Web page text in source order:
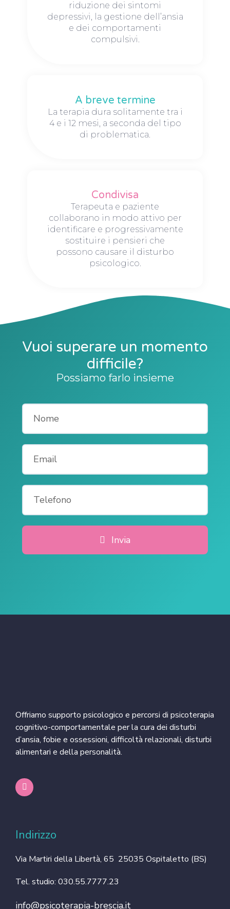
riduzione dei sintomi
depressivi, la gestione dell’ansia
e dei comportamenti
compulsivi.
A breve termine
La terapia dura solitamente tra i
4 e i 12 mesi, a seconda del tipo
di problematica.
Condivisa
Terapeuta e paziente
collaborano in modo attivo per
identificare e progressivamente
sostituire i pensieri che
possono causare il disturbo
psicologico.
Vuoi superare un momento
difficile?
Possiamo farlo insieme
Invia
Offriamo supporto psicologico e percorsi di psicoterapia
cognitivo-comportamentale per la cura dei disturbi
d’ansia, fobie e ossessioni, difficoltà relazionali, disturbi
alimentari e della personalità.
Indirizzo
Via Martiri della Libertà, 65 25035 Ospitaletto (BS)
Tel. studio: 030.55.7777.23
info@psicoterapia-brescia.it